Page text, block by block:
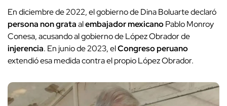
En diciembre de 2022, el gobierno de Dina Boluarte declaró
persona non grataalembajador mexicanoPablo Monroy
Conesa, acusando al gobierno de López Obrador de
injerencia. En junio de 2023, elCongreso peruano
extendió esa medida contra el propio López Obrador.